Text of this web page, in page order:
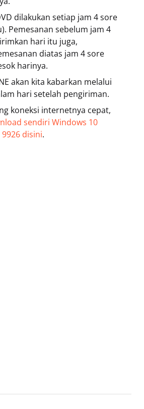
dilakukan setiap jam 4 sore
Pemesanan sebelum jam 4
hari itu juga,
diatas jam 4 sore
harinya.
akan kita kabarkan melalui
hari setelah pengiriman.
koneksi internetnya cepat,
sendiri Windows 10
disini.